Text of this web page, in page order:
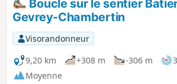
Boucle sur le sentier
Gevrey-Chambertin
Visorandonneur
9,20 km
+308 m -306 m
Moyenne